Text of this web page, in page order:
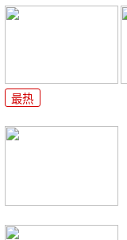
最热